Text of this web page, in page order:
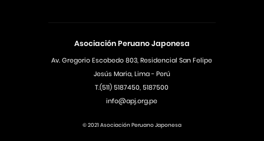
Asociación Peruano Japonesa
Av. Gregorio Escobedo 803, Residencial San Felipe
Jesús Maria, Lima - Perú
T.(511) 5187450, 5187500
info@apj.org.pe
© 2021 Asociación Peruano Japonesa